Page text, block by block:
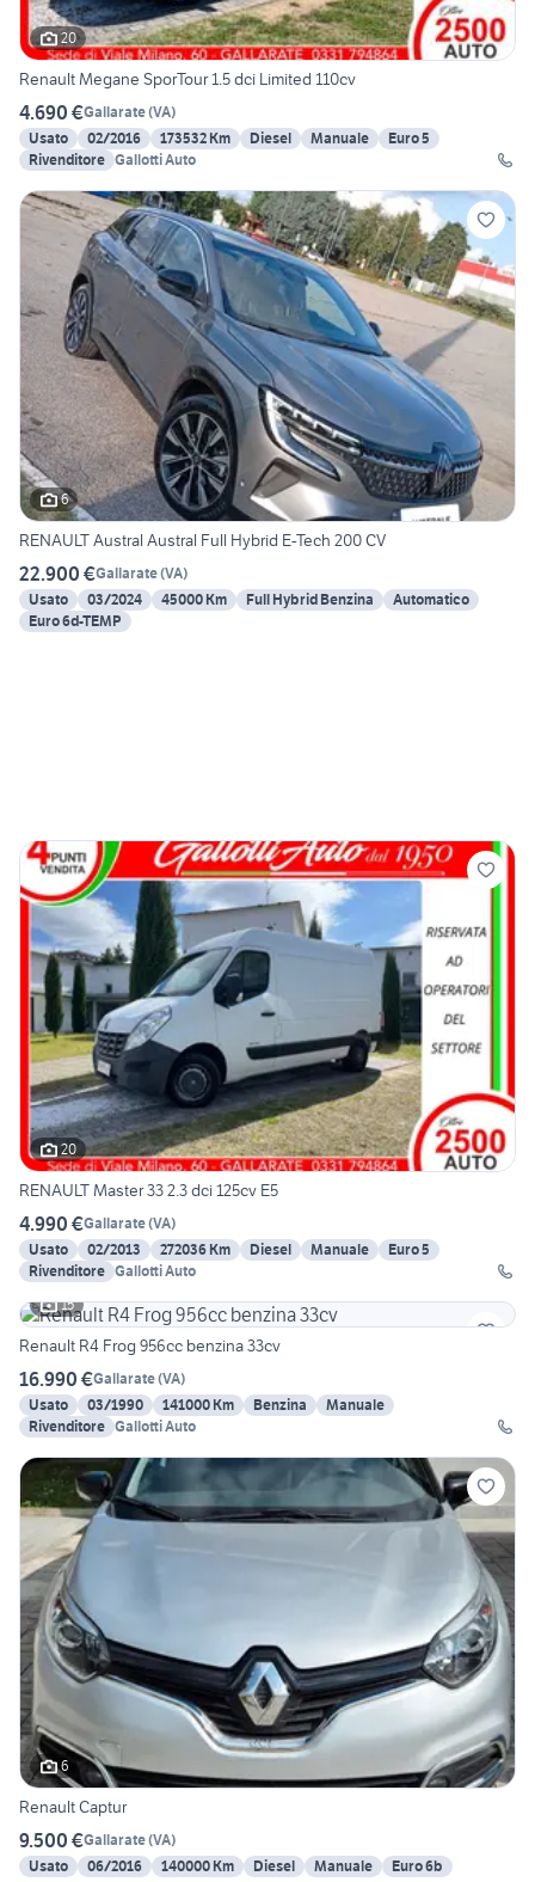
20
Renault Megane SporTour 1.5 dci Limited 110cv
4.690 €Gallarate(VA)
Usato
02/2016 173532 Km Diesel Manuale
Euro 5
Rivenditore Gallotti Auto
6
RENAULT Austral Austral Full Hybrid E-Tech 200 CV
22.900 €Gallarate(VA)
Usato
03/2024 45000 Km Full Hybrid Benzina
Automatico
Euro 6d-TEMP
20
RENAULT Master 33 2.3 dci 125cv E5
4.990 €Gallarate(VA)
Usato
02/2013 272036 Km Diesel Manuale
Euro 5
Rivenditore Gallotti Auto
15
Renault R4 Frog 956cc benzina 33cv
16.990 €Gallarate(VA)
Usato
03/1990 141000 Km Benzina
Manuale
Rivenditore Gallotti Auto
6
Renault Captur
9.500 €Gallarate(VA)
Usato
06/2016 140000 Km Diesel Manuale Euro 6b